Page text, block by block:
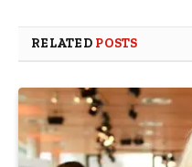
RELATED POSTS